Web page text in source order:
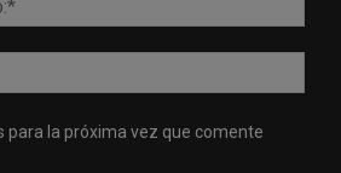
para la próxima vez que comente